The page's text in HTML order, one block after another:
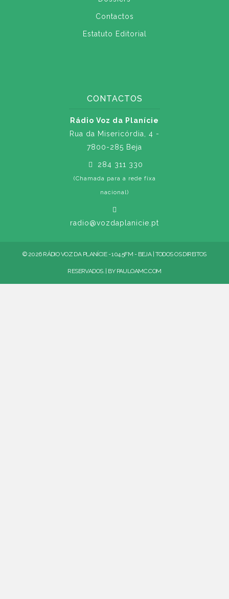
Contactos
Estatuto Editorial
CONTACTOS
Rádio Voz da Planície
Rua da Misericórdia, 4 -
7800-285 Beja
284 311 330
(Chamada para a rede fixa
nacional)
radio@vozdaplanicie.pt
© 2026 RÁDIO VOZ DA PLANÍCIE - 104.5FM - BEJA | TODOS OS DIREITOS
RESERVADOS. | BY PAULOAMC.COM